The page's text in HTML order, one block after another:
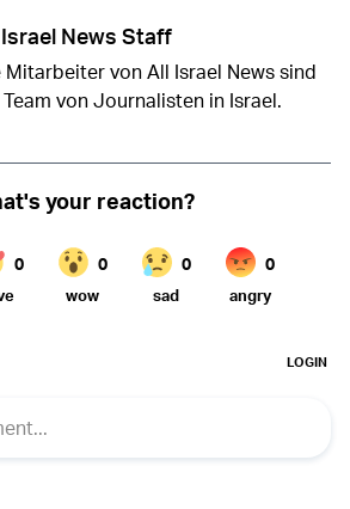
News Staff
Mitarbeiter von All Israel News sind
von Journalisten in Israel.